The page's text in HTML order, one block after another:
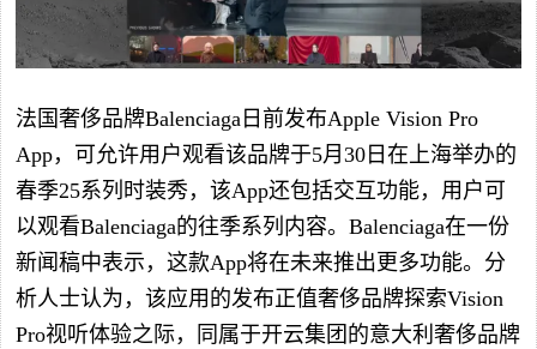
法国奢侈品牌Balenciaga日前发布Apple Vision Pro
App，可允许用户观看该品牌于5月30日在上海举办的
春季25系列时装秀，该App还包括交互功能，用户可
以观看Balenciaga的往季系列内容。Balenciaga在一份
新闻稿中表示，这款App将在未来推出更多功能。分
析人士认为，该应用的发布正值奢侈品牌探索Vision
Pro视听体验之际，同属于开云集团的意大利奢侈品牌